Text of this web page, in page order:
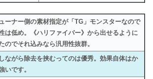
ーナー側の素材指定が「TG」モンスターなので
は低め。《ハリファイバー》から出せるように
のでそれ込みなら汎用性抜群。
ながら除去を挟むってのは優秀。効果自体はか
いです。